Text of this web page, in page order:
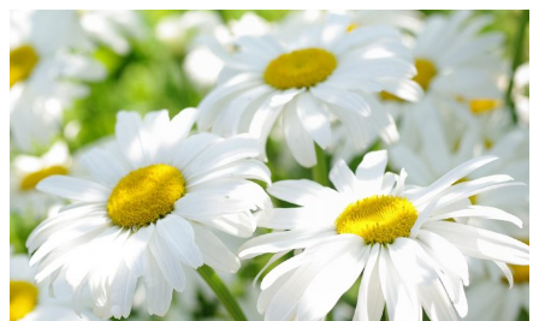
Перейти
к
содержимому